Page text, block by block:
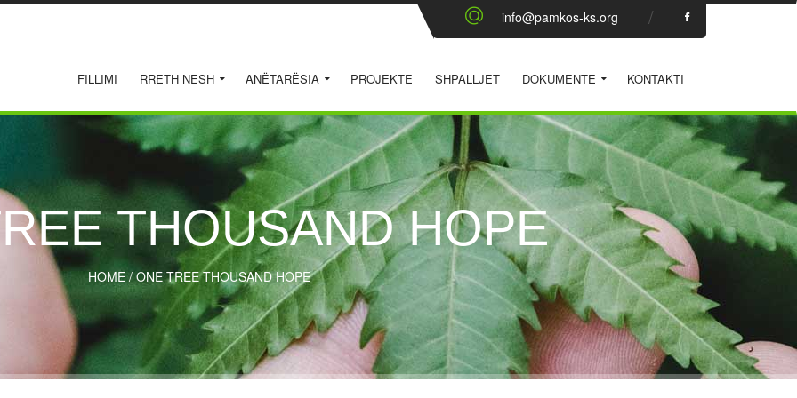
info@pamkos-ks.org
FILLIMI RRETH NESH ANËTARËSIA PROJEKTE SHPALLJET DOKUMENTE KONTAKTI
THOUSAND HOPE
HOME/ONE TREE THOUSAND HOPE